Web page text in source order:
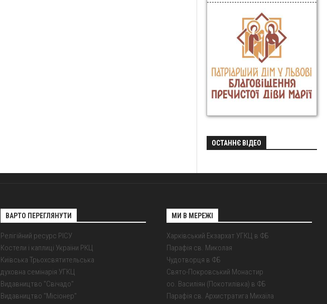
ОСТАННЄ ВІДЕО
ВАРТО ПЕРЕГЛЯНУТИ
Релігійний ресурс РІСУ
Костели і каплиці України РКЦ
Київська Трьохсвятительська
духовна семінарія УГКЦ
Видавництво "Свічадо"
Видавництво "Місіонер"
МИ В МЕРЕЖІ
Харківський Екзархат УГКЦ в ФБ
Парафія св. Миколая
Чудотворця в ФБ
Свято-Покровський Монастир
оо. Василіян (Покотилівка) в ФБ
Парафія св. Архистратига Михаїла